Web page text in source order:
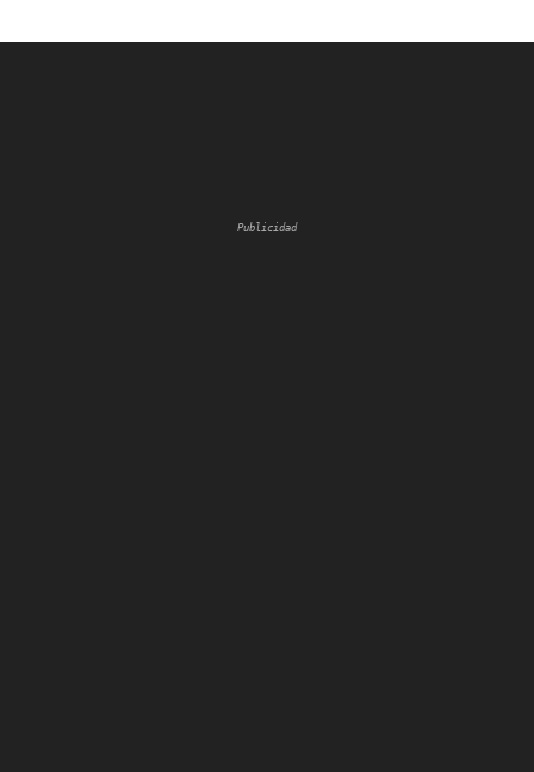
Publicidad